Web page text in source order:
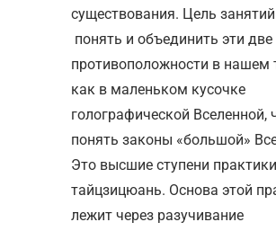
существования. Цель
понять и объединить эти две
противоположности в нашем
как в маленьком кусочке
голографической Вселенной,
понять законы «большой»
Это высшие ступени практики
тайцзицюань. Основа этой
лежит через разучивание